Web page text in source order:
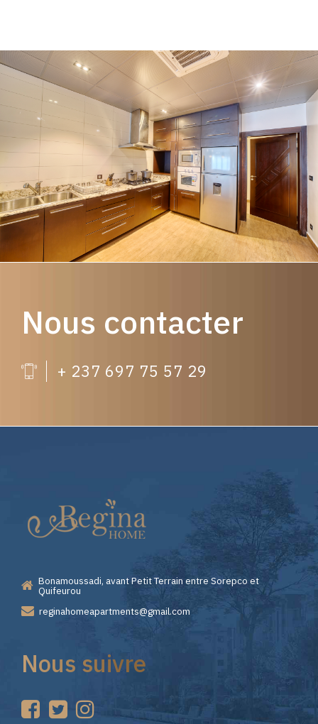
Nous contacter
+ 237 697 75 57 29
Casino
—
Premiers
Pas
sur
Bonamoussadi, avant Petit Terrain entre Sorepco et
Quifeurou
reginahomeapartments@gmail.com
Nous suivre